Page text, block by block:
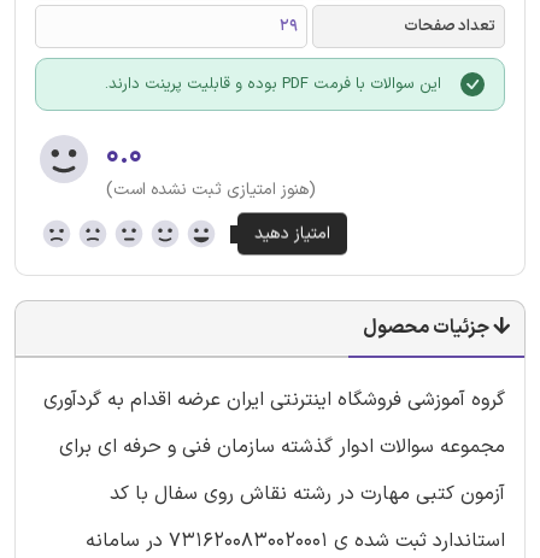
تعداد صفحات
29
این سوالات با فرمت PDF بوده و قابلیت پرینت دارند.
۰.۰
(هنوز امتیازی ثبت نشده است)
جزئیات محصول
گروه آموزشی فروشگاه اینترنتی ایران عرضه اقدام به گردآوری
مجموعه سوالات ادوار گذشته سازمان فنی و حرفه ای برای
آزمون کتبی مهارت در رشته نقاش روی سفال با کد
استاندارد ثبت شده ی 7316200830020001 در سامانه